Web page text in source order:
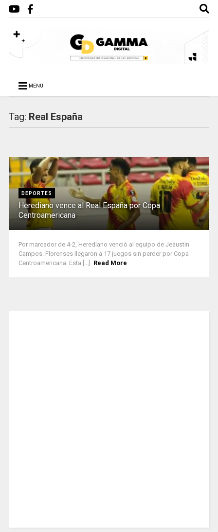
MENU
Tag: Real España
DEPORTES
Herediano vence al Real España por Copa
Centroamericana
Por marcador de 4-2, Herediano venció al equipo de Jeaustin
Campos. Florenses llegaron a 17 juegos sin perder por Copa
Centroamericana. Esta [...]
Read More